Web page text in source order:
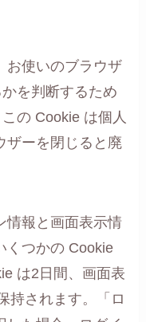
お使いのブラウザ
を判断するため
の Cookie は個人
ザーを閉じると廃
情報と画面表示情
くつかの Cookie
は2日間、画面表
持されます。「ロ